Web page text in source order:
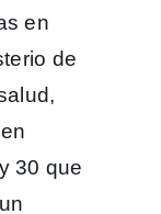
en
de
30 que